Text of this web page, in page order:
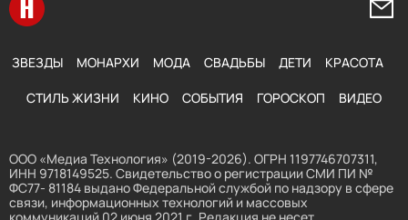
ЗВЕЗДЫ МОНАРХИ МОДА СВАДЬБЫ ДЕТИ КРАСОТА
СТИЛЬ ЖИЗНИ КИНО СОБЫТИЯ ГОРОСКОП ВИДЕО
ООО «Медиа Технология» (2019-2026). ОГРН 1197746707311,
ИНН 9718149525. Свидетельство о регистрации СМИ ПИ №
ФС77- 81184 выдано Федеральной службой по надзору в сфере
связи, информационных технологий и массовых
коммуникаций 02 июня 2021 г. Редакция не несет